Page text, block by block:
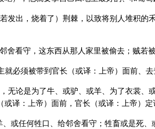
发出，烧着了）荆棘，以致将别人堆积
舍看守，这东西从那人家里被偷去；贼若
就必须被带到官长（或译：上帝）面前、去
无论是为了牛、或驴、或羊、为了衣裳、
译：上帝）面前，官长（或译：上帝）
、或任何牲口、给邻舍看守；牲畜或是死